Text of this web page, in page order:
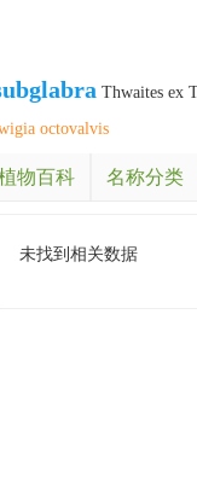
Thwaites ex
octovalvis
物百科 名称分类
未找到相关数据